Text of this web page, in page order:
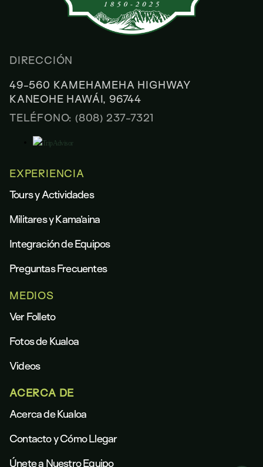
DIRECCIÓN
49-560 KAMEHAMEHA HIGHWAY
KANEOHE HAWÁI, 96744
TELÉFONO: (808) 237-7321
EXPERIENCIA
Tours y Actividades
Militares y Kama’aina
Integración de Equipos
Preguntas Frecuentes
MEDIOS
Ver Folleto
Fotos de Kualoa
Videos
ACERCA DE
Acerca de Kualoa
Contacto y Cómo Llegar
Únete a Nuestro Equipo